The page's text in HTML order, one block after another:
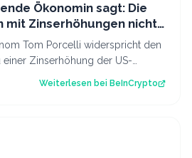
Ökonomin sagt: Die
mit Zinserhöhungen nicht
Tom Porcelli widerspricht den
einer Zinserhöhung der US-
davon aus, dass…
Weiterlesen bei BeInCrypto